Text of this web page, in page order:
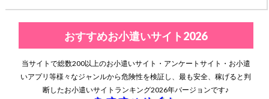
おすすめお小遣いサイト2026
当サイトで総数200以上のお小遣いサイト・アンケートサイト・お小遣
いアプリ等様々なジャンルから危険性を検証し、最も安全、稼げると判
断したお小遣いサイトランキング2026年バージョンです♪